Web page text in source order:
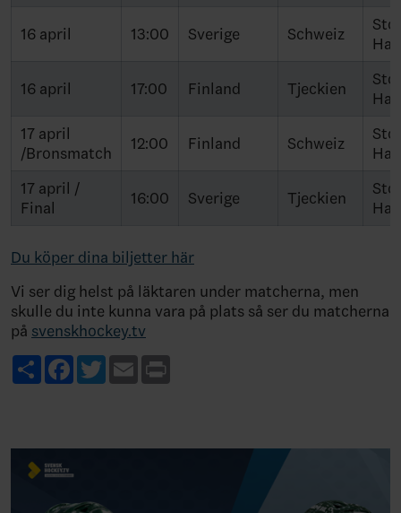
16 april 13:00 Sverige Schweiz
16 april 17:00 Finland Tjeckien
17 april
/Bronsmatch
12:00 Finland Schweiz
17 april /
Final
16:00 Sverige Tjeckien
Du köper dina biljetter här
Vi ser dig helst på läktaren under matcherna, men
skulle du inte kunna vara på plats så ser du matcherna
på svenskhockey.tv
ShareFacebook
TwitterEmail